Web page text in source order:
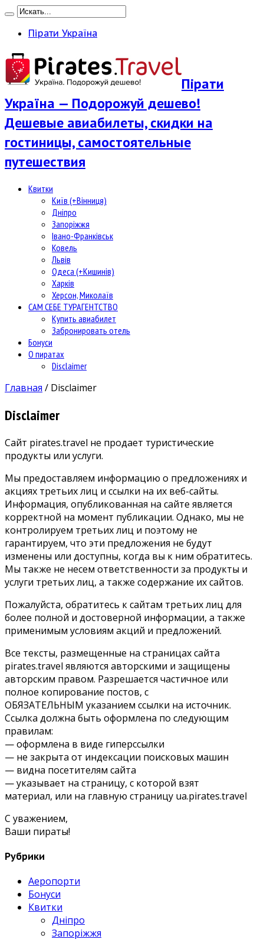
Пірати Україна
Пірати
Україна — Подорожуй дешево!
Дешевые авиабилеты, скидки на
гостиницы, самостоятельные
путешествия
Квитки
Київ (+Вінниця)
Дніпро
Запоріжжя
Івано-Франківськ
Ковель
Львів
Одеса (+Кишинів)
Харків
Херсон, Миколаїв
САМ СЕБЕ ТУРАГЕНТСТВО
Купить авиабилет
Забронировать отель
Бонуси
О пиратах
Disclaimer
Главная / Disclaimer
Disclaimer
Сайт pirates.travel не продает туристические
продукты или услуги.
Мы предоставляем информацию о предложениях и
акциях третьих лиц и ссылки на их веб-сайты.
Информация, опубликованная на сайте является
корректной на момент публикации. Однако, мы не
контролируем третьих лиц и поэтому не
гарантируем, что эти предложения не будут
изменены или доступны, когда вы к ним обратитесь.
Мы также не несем ответственности за продукты и
услуги третьих лиц, а также содержание их сайтов.
Пожалуйста, обратитесь к сайтам третьих лиц для
более полной и достоверной информации, а также
применимым условиям акций и предложений.
Все тексты, размещенные на страницах сайта
pirates.travel являются авторскими и защищены
авторским правом. Разрешается частичное или
полное копирование постов, с
ОБЯЗАТЕЛЬНЫМ указанием ссылки на источник.
Ссылка должна быть оформлена по следующим
правилам:
— оформлена в виде гиперссылки
— не закрыта от индексации поисковых машин
— видна посетителям сайта
— указывает на страницу, с которой взят
материал, или на главную страницу ua.pirates.travel
С уважением,
Ваши пираты!
Рубрики
Аеропорти
Бонуси
Квитки
Дніпро
Запоріжжя